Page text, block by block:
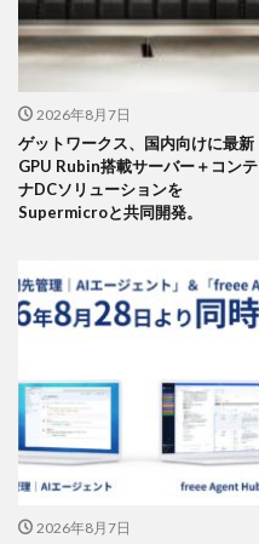
2026年8月7日
ゲットワークス、国内向けに最新
GPU Rubin搭載サーバー＋コンテ
ナDCソリューションを
Supermicroと共同開発。
2026年8月7日